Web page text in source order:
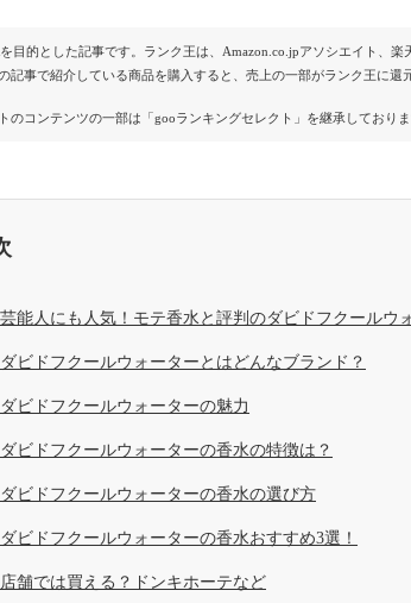
目的とした記事です。ランク王は、Amazon.co.jpアソシエイト、
記事で紹介している商品を購入すると、売上の一部がランク王に還
のコンテンツの一部は「gooランキングセレクト」を継承しておりま
芸能人にも人気！モテ香水と評判のダビドフクールウ
ダビドフクールウォーターとはどんなブランド？
ダビドフクールウォーターの魅力
ダビドフクールウォーターの香水の特徴は？
ダビドフクールウォーターの香水の選び方
ダビドフクールウォーターの香水おすすめ3選！
店舗では買える？ドンキホーテなど